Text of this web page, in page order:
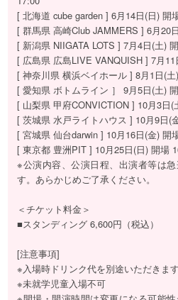
[ 北海道 cube garden ] 6月14日(日) 開
[ 群馬県 高崎Club JAMMERS ] 6月20
[ 新潟県 NIIGATA LOTS ] 7月4日(土)
[ 広島県 広島LIVE VANQUISH ] 7月
[ 神奈川県 横浜ベイホール ] 8月1日(
[ 愛知県 ボトムライン ］ 9月5日(土)
[ 山梨県 甲府CONVICTION ] 10月3日
[ 茨城県 水戸ライトハウス ] 10月9日(
[ 宮城県 仙台darwin ] 10月16日(金) 開
[ 東京都 豊洲PIT ] 10月25日(日) 開場
※公演内容、公演日程、出演者等は
す。あらかじめご了承ください。
＜チケット料金＞
■スタンディング 6,600円（税込）
[注意事項]
※入場時ドリンク代を別途いただきます
※未就学児童入場不可